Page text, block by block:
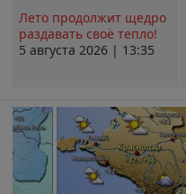
Лето продолжит щедро
раздавать своё тепло!
5 августа 2026 | 13:35